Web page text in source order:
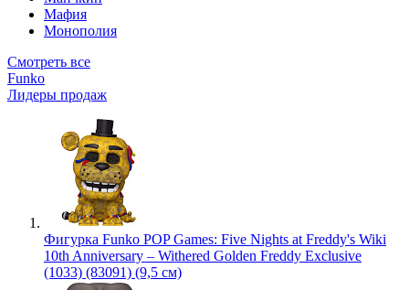
Мафия
Монополия
Смотреть все
Funko
Лидеры продаж
Фигурка Funko POP Games: Five Nights at Freddy's Wiki
10th Anniversary – Withered Golden Freddy Exclusive
(1033) (83091) (9,5 см)